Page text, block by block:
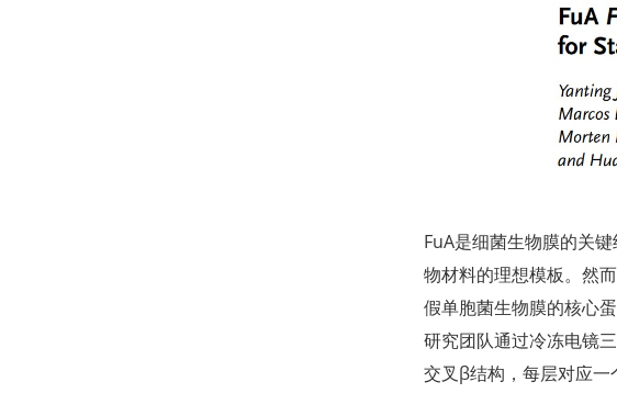
FuA是细菌生物膜的关
物材料的理想模板。然
假单胞菌生物膜的核心
研究团队通过冷冻电镜
交叉β结构，每层对应